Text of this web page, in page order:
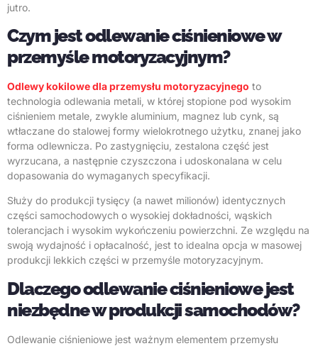
jutro.
Czym jest odlewanie ciśnieniowe w
przemyśle motoryzacyjnym?
Odlewy kokilowe dla przemysłu motoryzacyjnego to
technologia odlewania metali, w której stopione pod wysokim
ciśnieniem metale, zwykle aluminium, magnez lub cynk, są
wtłaczane do stalowej formy wielokrotnego użytku, znanej jako
forma odlewnicza. Po zastygnięciu, zestalona część jest
wyrzucana, a następnie czyszczona i udoskonalana w celu
dopasowania do wymaganych specyfikacji.
Służy do produkcji tysięcy (a nawet milionów) identycznych
części samochodowych o wysokiej dokładności, wąskich
tolerancjach i wysokim wykończeniu powierzchni. Ze względu na
swoją wydajność i opłacalność, jest to idealna opcja w masowej
produkcji lekkich części w przemyśle motoryzacyjnym.
Dlaczego odlewanie ciśnieniowe jest
niezbędne w produkcji samochodów?
Odlewanie ciśnieniowe jest ważnym elementem przemysłu